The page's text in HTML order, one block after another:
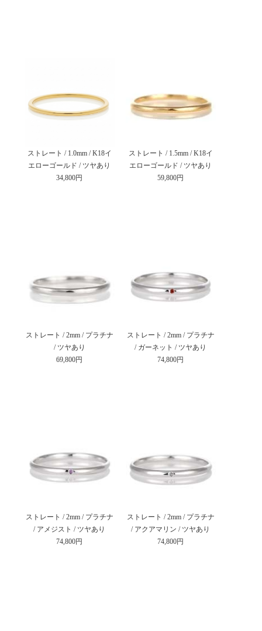
ストレート / 1.0mm / K18イ
エローゴールド / ツヤあり
34,800円
ストレート / 1.5mm / K18イ
エローゴールド / ツヤあり
59,800円
ストレート / 2mm / プラチナ
/ ツヤあり
69,800円
ストレート / 2mm / プラチナ
/ ガーネット / ツヤあり
74,800円
ストレート / 2mm / プラチナ
/ アメジスト / ツヤあり
74,800円
ストレート / 2mm / プラチナ
/ アクアマリン / ツヤあり
74,800円